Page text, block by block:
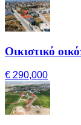
Οικιστικό
€ 290,000